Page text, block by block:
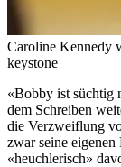
Caroline Kennedy
keystone
«Bobby ist süchtig
dem Schreiben
die Verzweiflung
zwar seine
«heuchlerisch»